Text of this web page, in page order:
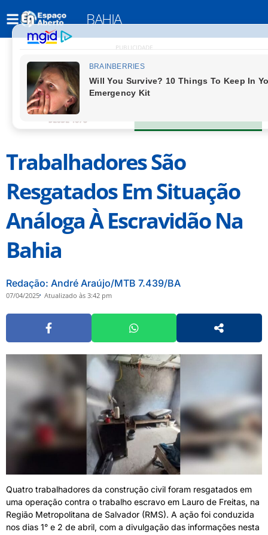
BAHIA
PUBLICIDADE
Trabalhadores São
Resgatados Em Situação
Análoga À Escravidão Na
Bahia
Redação: André Araújo/MTB 7.439/BA
07/04/2025 Atualizado às 3:42 pm
Quatro trabalhadores da construção civil foram resgatados em
uma operação contra o trabalho escravo em Lauro de Freitas, na
Região Metropolitana de Salvador (RMS). A ação foi conduzida
nos dias 1° e 2 de abril, com a divulgação das informações nesta